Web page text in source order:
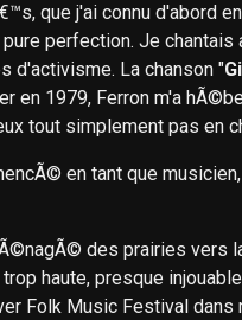
que j'ai connu d'abord
pure perfection. Je
d'activisme. La chanson "
en 1979, Ferron m'a
tout simplement pas en
en tant que
des prairies vers
haute, presque
Folk Music Festival